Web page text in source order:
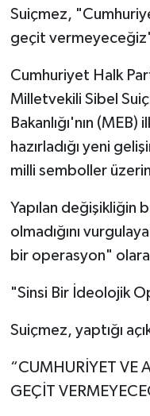
Suiçmez,
geçit
Cumhuriyet Halk
Milletvekili Sibel
Bakanlığı'nın
hazırladığı yeni
milli semboller
Yapılan değişikliğin
olmadığını
bir operasyon"
"Sinsi Bir İdeolojik
Suiçmez, yaptığı
“CUMHURİYET VE
GEÇİT